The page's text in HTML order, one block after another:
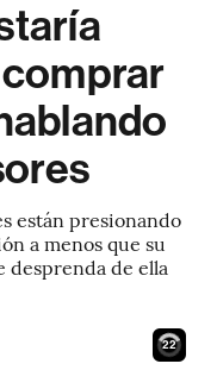
están presionando
a menos que su
desprenda de ella
21